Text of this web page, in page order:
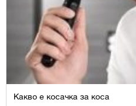
Какво е косачка за коса